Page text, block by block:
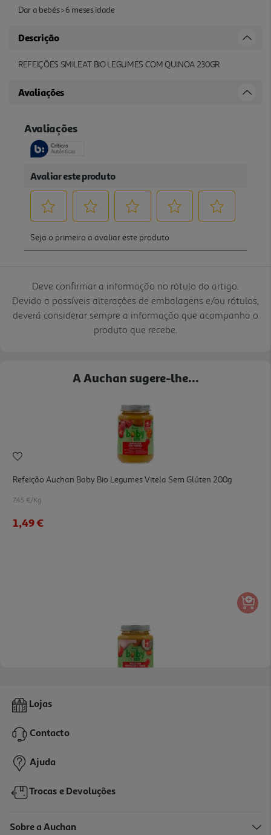
Dar a bebés > 6 meses idade
Descrição
REFEIÇÕES SMILEAT BIO LEGUMES COM QUINOA 230GR
Avaliações
Deve confirmar a informação no rótulo do artigo.
Devido a possíveis alterações de embalagens e/ou rótulos,
deverá considerar sempre a informação que acompanha o
produto que recebe.
A Auchan sugere-lhe...
Refeição Auchan Baby Bio Legumes Vitela Sem Glúten 200g
7.45 €/Kg
1,49 €
Refeição Auchan Baby Bio Frango Legumes E Arroz Sem Glúten
200g
1,49 €
Lojas
Contacto
Ajuda
Trocas e Devoluções
Sobre a Auchan